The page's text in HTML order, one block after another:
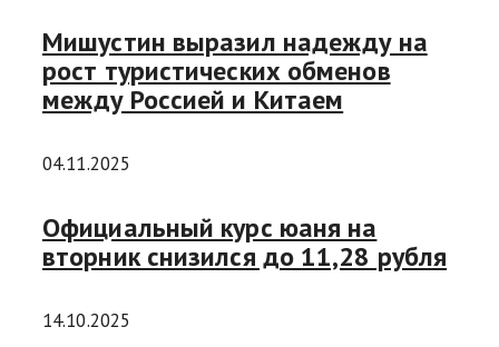
Мишустин выразил надежду на
рост туристических обменов
между Россией и Китаем
04.11.2025
Официальный курс юаня на
вторник снизился до 11,28 рубля
14.10.2025